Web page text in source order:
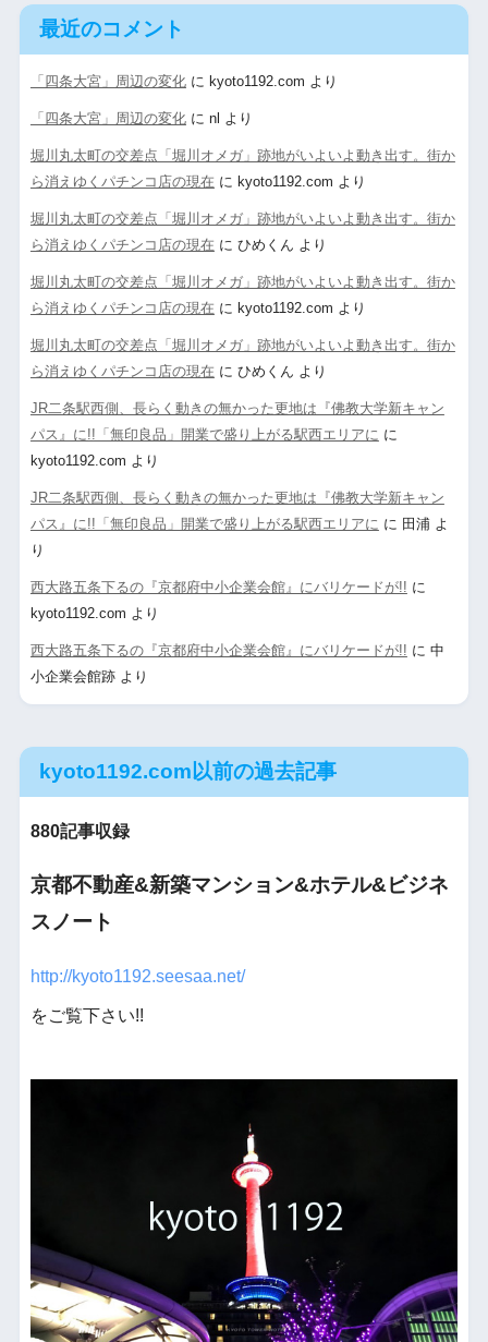
最近のコメント
「四条大宮」周辺の変化に kyoto1192.com より
「四条大宮」周辺の変化に nl より
堀川丸太町の交差点「堀川オメガ」跡地がいよいよ動き出す。街か
ら消えゆくパチンコ店の現在 に kyoto1192.com より
堀川丸太町の交差点「堀川オメガ」跡地がいよいよ動き出す。街か
ら消えゆくパチンコ店の現在 に ひめくん より
堀川丸太町の交差点「堀川オメガ」跡地がいよいよ動き出す。街か
ら消えゆくパチンコ店の現在 に kyoto1192.com より
堀川丸太町の交差点「堀川オメガ」跡地がいよいよ動き出す。街か
ら消えゆくパチンコ店の現在 に ひめくん より
JR二条駅西側、長らく動きの無かった更地は『佛教大学新キャン
パス』に!!「無印良品」開業で盛り上がる駅西エリアに に
kyoto1192.com より
JR二条駅西側、長らく動きの無かった更地は『佛教大学新キャン
パス』に!!「無印良品」開業で盛り上がる駅西エリアに に 田浦よ
り
西大路五条下るの『京都府中小企業会館』にバリケードが!! に
kyoto1192.com より
西大路五条下るの『京都府中小企業会館』にバリケードが!! に 中
小企業会館跡より
kyoto1192.com以前の過去記事
880記事収録
京都不動産&新築マンション&ホテル&ビジネ
スノート
http://kyoto1192.seesaa.net/
をご覧下さい!!